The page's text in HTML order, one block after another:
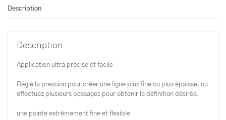
Description
Description
Application ultra précise et facile
Réglé la pression pour créer une ligne plus fine ou plus épaisse, ou
effectuez plusieurs passages pour obtenir la définition désirée.
une pointe extrêmement fine et flexible